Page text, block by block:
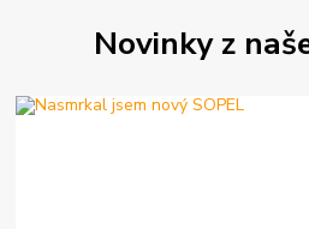
Novinky z